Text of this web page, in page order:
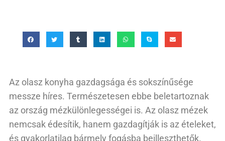
Az olasz konyha gazdagsága és sokszínűsége
messze híres. Természetesen ebbe beletartoznak
az ország mézkülönlegességei is. Az olasz mézek
nemcsak édesítik, hanem gazdagítják is az ételeket,
és gyakorlatilag bármely fogásba beilleszthetők.